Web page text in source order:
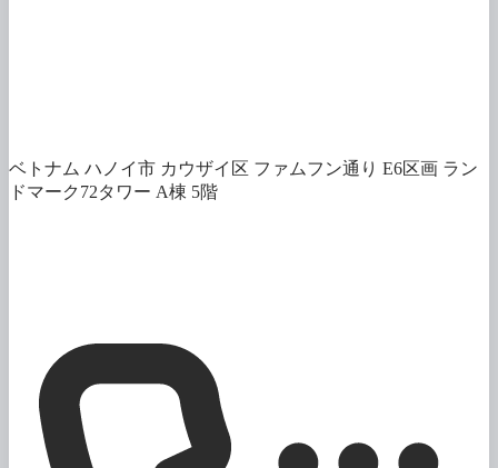
ベトナム ハノイ市 カウザイ区 ファムフン通り E6区画 ラン
ドマーク72タワー A棟 5階